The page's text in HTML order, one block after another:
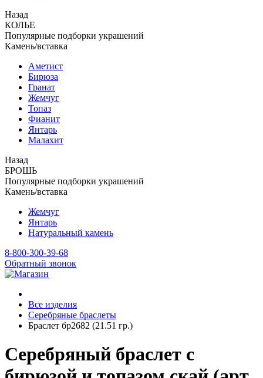
Назад
КОЛЬЕ
Популярные подборки украшений
Камень/вставка
Аметист
Бирюза
Гранат
Жемчуг
Топаз
Фианит
Янтарь
Малахит
Назад
БРОШЬ
Популярные подборки украшений
Камень/вставка
Жемчуг
Янтарь
Натуральный камень
8-800-300-39-68
Обратный звонок
Все изделия
Серебряные браслеты
Браслет бр2682 (21.51 гр.)
Серебряный браслет с